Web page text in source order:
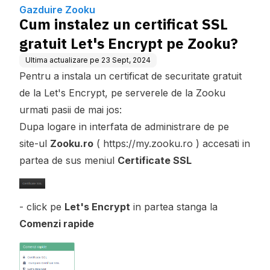
Gazduire Zooku
Cum instalez un certificat SSL
gratuit Let's Encrypt pe Zooku?
Ultima actualizare pe 23 Sept, 2024
Pentru a instala un certificat de securitate gratuit
de la Let's Encrypt, pe serverele de la Zooku
urmati pasii de mai jos:
Dupa logare in interfata de administrare de pe
site-ul Zooku.ro ( https://my.zooku.ro ) accesati in
partea de sus meniul Certificate SSL
- click pe Let's Encrypt in partea stanga la
Comenzi rapide